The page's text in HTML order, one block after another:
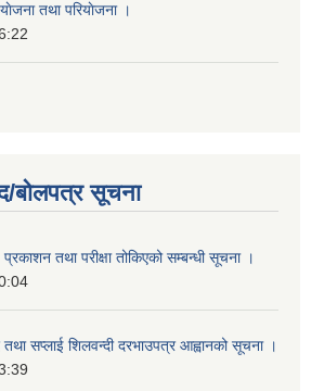
तथा परियाेजना ।
बोलपत्र सूचना
तथा परीक्षा तोकिएको सम्बन्धी सूचना ।
तथा सप्लाई शिलवन्दी दरभाउपत्र आह्वानको सूचना ।